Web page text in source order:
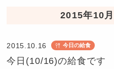
2015年10月
2015.10.16 今日の給食
今日(10/16)の給食です